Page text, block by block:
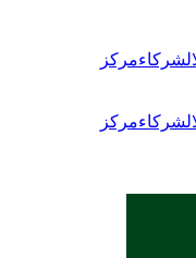
الشركاءمركز
الشركاءمركز